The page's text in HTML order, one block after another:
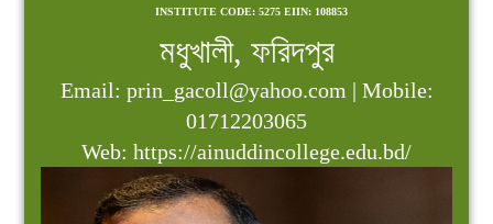
INSTITUTE CODE: 5275 EIIN: 108853
মধুখালী, ফরিদপুর
Email: prin_gacoll@yahoo.com | Mobile:
01712203065
Web: https://ainuddincollege.edu.bd/